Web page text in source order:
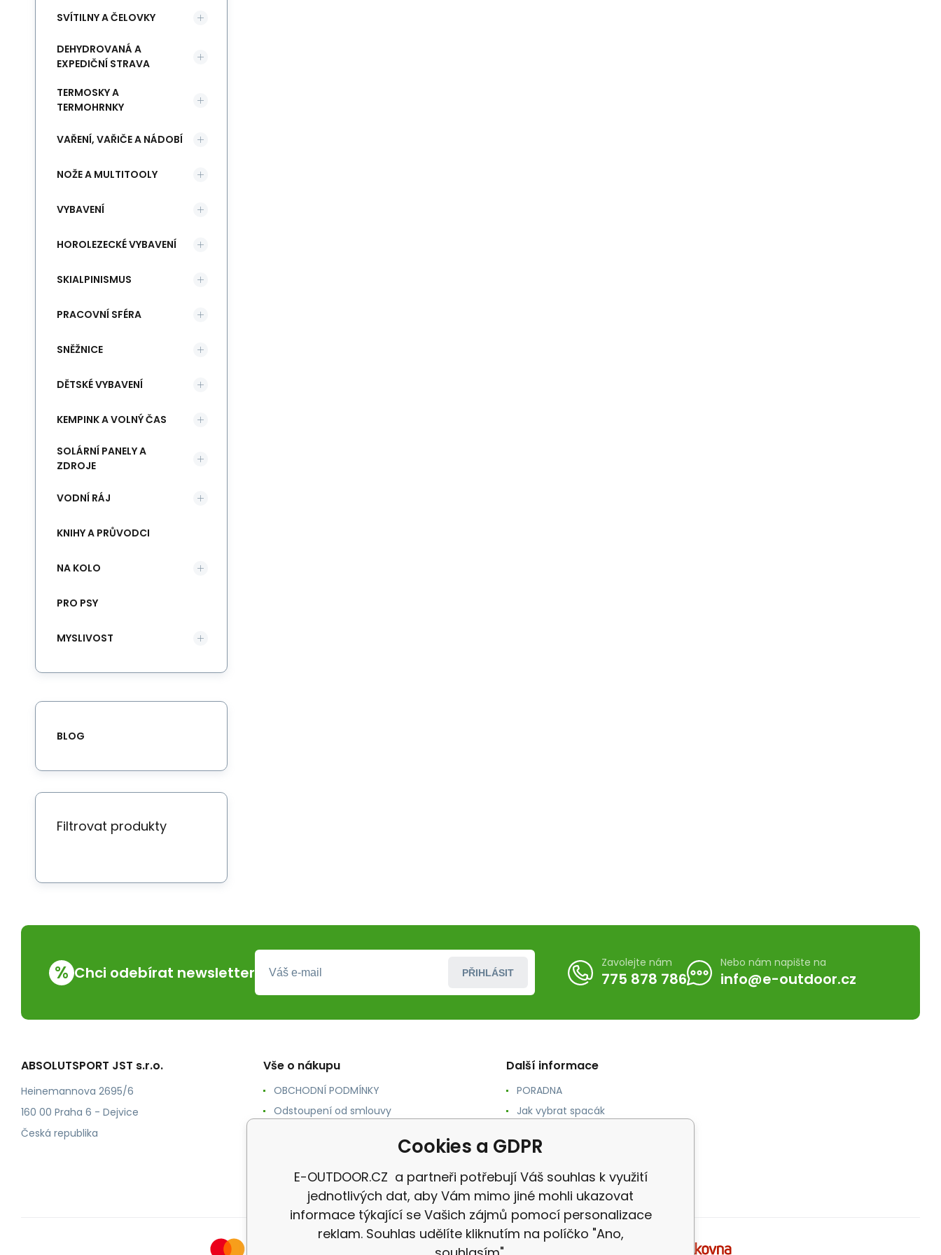
SVÍTILNY A ČELOVKY
DEHYDROVANÁ A
EXPEDIČNÍ STRAVA
TERMOSKY A
TERMOHRNKY
VAŘENÍ, VAŘIČE A NÁDOBÍ
NOŽE A MULTITOOLY
VYBAVENÍ
HOROLEZECKÉ VYBAVENÍ
SKIALPINISMUS
PRACOVNÍ SFÉRA
SNĚŽNICE
DĚTSKÉ VYBAVENÍ
KEMPINK A VOLNÝ ČAS
SOLÁRNÍ PANELY A
ZDROJE
VODNÍ RÁJ
KNIHY A PRŮVODCI
NA KOLO
PRO PSY
MYSLIVOST
BLOG
Filtrovat produkty
% Chci odebírat newsletter PŘIHLÁSIT
Zavolejte nám
775 878 786
Nebo nám napište na
info@e-outdoor.cz
ABSOLUTSPORT JST s.r.o.
Heinemannova 2695/6
160 00 Praha 6 - Dejvice
Česká republika
Vše o nákupu
OBCHODNÍ PODMÍNKY
Odstoupení od smlouvy
Ochrana osobních údajů
Další informace
PORADNA
Jak vybrat spacák
Jak vybrat karimatku
Reklamace
Cookies a GDPR
E-OUTDOOR.CZ a partneři potřebují Váš souhlas k využití
jednotlivých dat, aby Vám mimo jiné mohli ukazovat
informace týkající se Vašich zájmů pomocí personalizace
reklam. Souhlas udělíte kliknutím na políčko "Ano,